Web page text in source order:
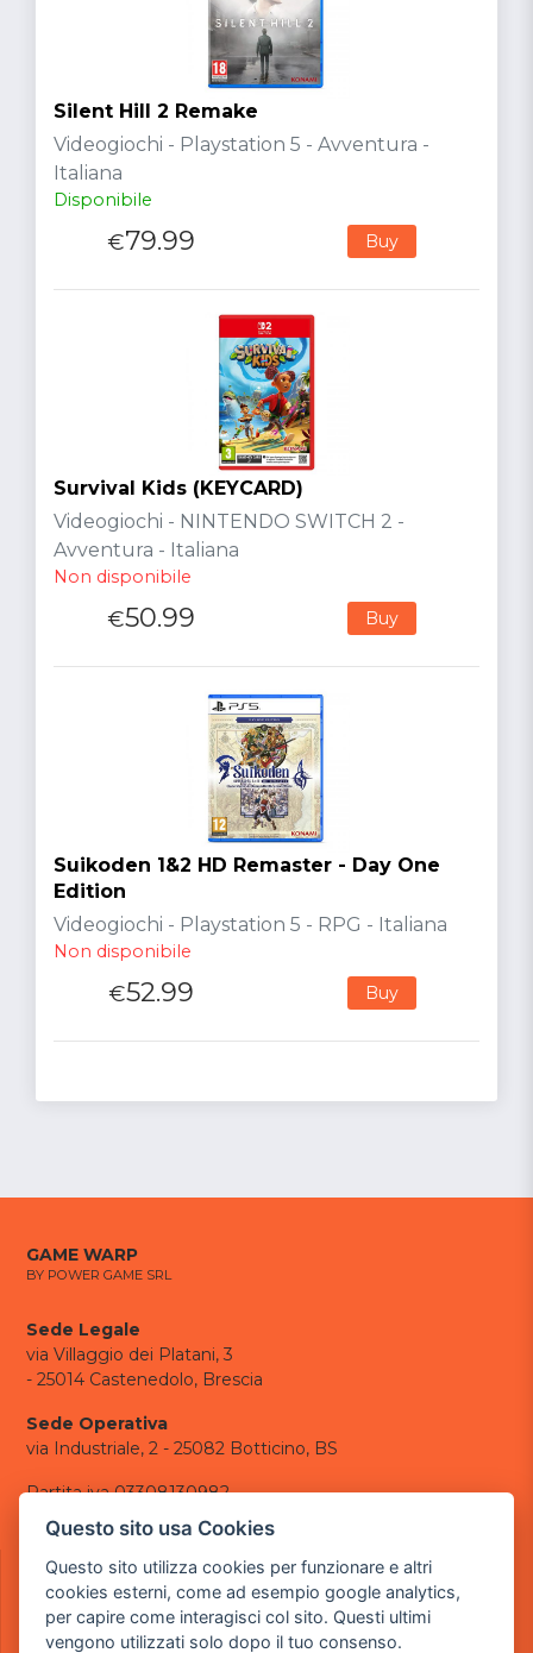
Silent Hill 2 Remake
Videogiochi - Playstation 5 - Avventura -
Italiana
Disponibile
€79.99 Buy
Survival Kids (KEYCARD)
Videogiochi - NINTENDO SWITCH 2 -
Avventura - Italiana
Non disponibile
€50.99 Buy
Suikoden 1&2 HD Remaster - Day One
Edition
Videogiochi - Playstation 5 - RPG - Italiana
Non disponibile
€52.99 Buy
GAME WARP
BY POWER GAME SRL
Sede Legale
via Villaggio dei Platani, 3
- 25014 Castenedolo, Brescia
Sede Operativa
via Industriale, 2 - 25082 Botticino, BS
Partita iva 03308130982
Cod. SDI: USAL8PV
CONTATTI
e-mail:info@powergame.it
tel.: +39 030 376 2377
tel.: +39 030 336 6259
Questo sito usa Cookies
Questo sito utilizza cookies per funzionare e altri
cookies esterni, come ad esempio google analytics,
per capire come interagisci col sito. Questi ultimi
vengono utilizzati solo dopo il tuo consenso.